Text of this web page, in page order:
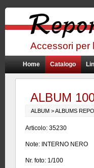
Accessori per
Home Catalogo
ALBUM
ALBUM > ALBUMS
Articolo: 35230
Note: INTERNO NERO
Nr. foto: 1/100